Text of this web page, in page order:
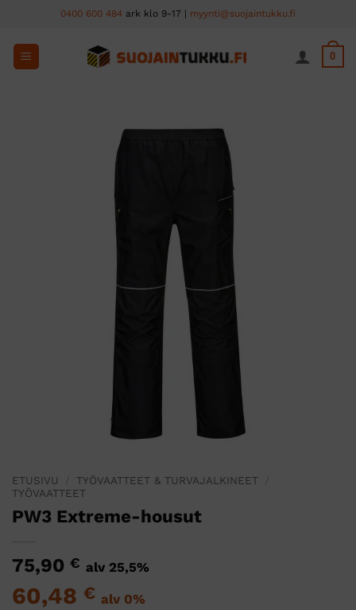
content
0400 600 484 ark klo 9-17 | myynti@suojaintukku.fi
0
ETUSIVU TYÖVAATTEET & TURVAJALKINEET
TYÖVAATTEET
PW3 Extreme-housut
75,90 € alv 25,5%
60,48 € alv 0%